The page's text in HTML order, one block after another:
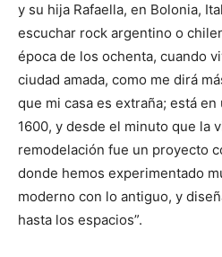
y su hija Rafaella, en Bolonia,
escuchar rock argentino o
época de los ochenta, cuando
ciudad amada, como me dirá
que mi casa es extraña; está
1600, y desde el minuto que la
remodelación fue un proyecto
donde hemos experimentado
moderno con lo antiguo, y
hasta los espacios”.